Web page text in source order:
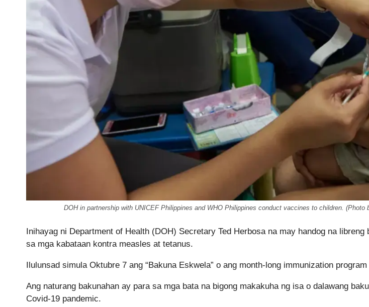
DOH in partnership with UNICEF Philippines and WHO Philippines conduct vaccines to children. (Photo
Inihayag ni Department of Health (DOH) Secretary Ted Herbosa na may handog na libreng
sa mga kabataan kontra measles at tetanus.
Ilulunsad simula Oktubre 7 ang “Bakuna Eskwela” o ang month-long immunization
Ang naturang bakunahan ay para sa mga bata na bigong makakuha ng isa o dalawang
Covid-19 pandemic.